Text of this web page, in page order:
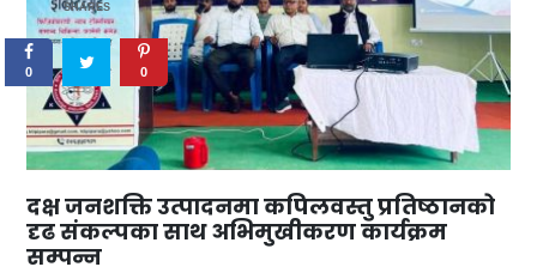
दक्ष जनशक्ति उत्पादनमा कपिलवस्तु प्रतिष्ठानको
दृढ संकल्पका साथ अभिमुखीकरण कार्यक्रम
सम्पन्न
SHARES
0 0